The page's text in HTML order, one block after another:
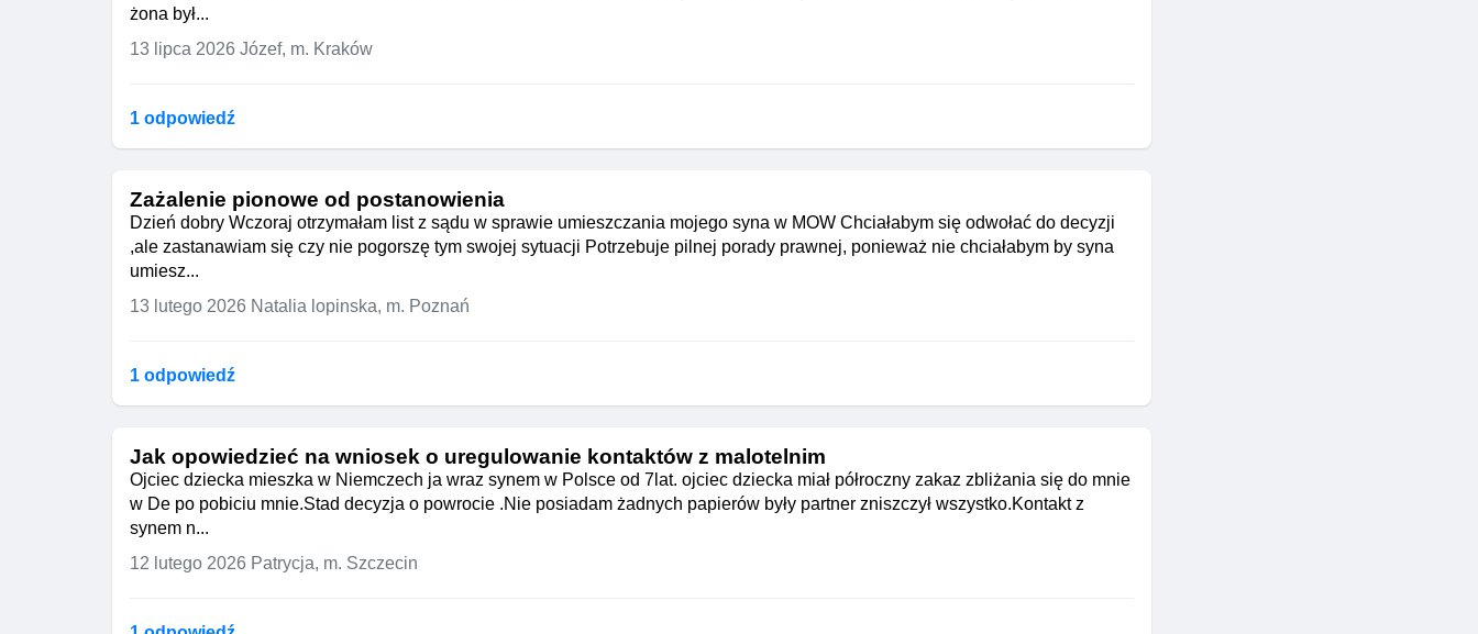
żona był...
13 lipca 2026 Józef, m. Kraków
1 odpowiedź
Zażalenie pionowe od postanowienia
Dzień dobry Wczoraj otrzymałam list z sądu w sprawie umieszczania mojego syna w MOW Chciałabym się odwołać do decyzji
,ale zastanawiam się czy nie pogorszę tym swojej sytuacji Potrzebuje pilnej porady prawnej, ponieważ nie chciałabym by syna
umiesz...
13 lutego 2026 Natalia lopinska, m. Poznań
1 odpowiedź
Jak opowiedzieć na wniosek o uregulowanie kontaktów z malotelnim
Ojciec dziecka mieszka w Niemczech ja wraz synem w Polsce od 7lat. ojciec dziecka miał półroczny zakaz zbliżania się do mnie
w De po pobiciu mnie.Stad decyzja o powrocie .Nie posiadam żadnych papierów były partner zniszczył wszystko.Kontakt z
synem n...
12 lutego 2026 Patrycja, m. Szczecin